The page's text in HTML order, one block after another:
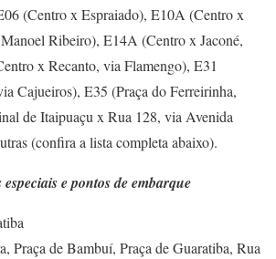
(Centro x Espraiado), E10A (Centro x
Ribeiro), E14A (Centro x Jaconé,
x Recanto, via Flamengo), E31
Cajueiros), E35 (Praça do Ferreirinha,
de Itaipuaçu x Rua 128, via Avenida
(confira a lista completa abaixo).
e pontos de embarque
Praça de Bambuí, Praça de Guaratiba, Rua